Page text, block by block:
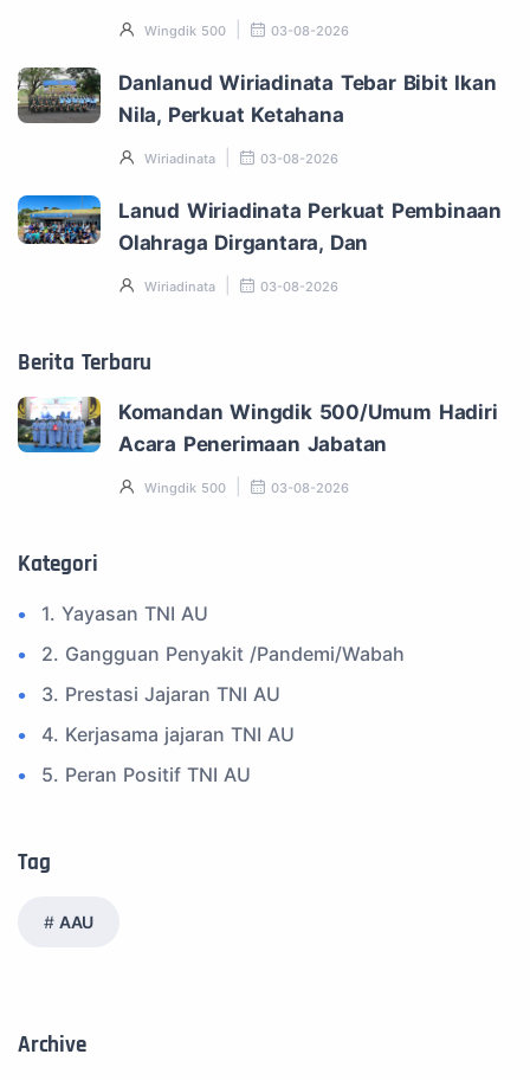
Wingdik 500 03-08-2026
Danlanud Wiriadinata Tebar Bibit Ikan
Nila, Perkuat Ketahana
Wiriadinata 03-08-2026
Lanud Wiriadinata Perkuat Pembinaan
Olahraga Dirgantara, Dan
Wiriadinata 03-08-2026
Berita Terbaru
Komandan Wingdik 500/Umum Hadiri
Acara Penerimaan Jabatan
Wingdik 500 03-08-2026
Kategori
1. Yayasan TNI AU
2. Gangguan Penyakit /Pandemi/Wabah
3. Prestasi Jajaran TNI AU
4. Kerjasama jajaran TNI AU
5. Peran Positif TNI AU
7. Spam Bukan Berita TNI
9. Tni au
12. Federasi Aero Sport Indonesia
Tag
AAU
Archive